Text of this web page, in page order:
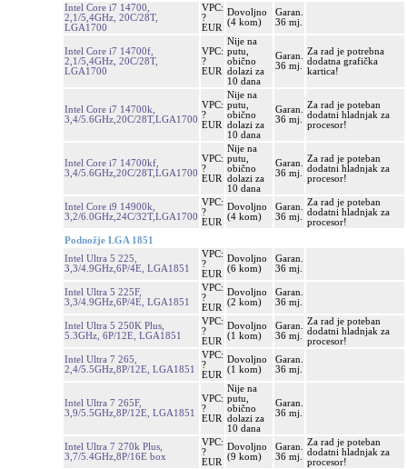
Intel Core i7 14700,
2,1/5,4GHz, 20C/28T,
LGA1700
VPC:
?
EUR
Dovoljno
(4 kom)
Garan.
36 mj.
Intel Core i7 14700f,
2,1/5,4GHz, 20C/28T,
LGA1700
VPC:
?
EUR
Nije na
putu,
obično
dolazi za
10 dana
Garan.
36 mj.
Za rad je potrebna
dodatna grafička
kartica!
Intel Core i7 14700k,
3,4/5.6GHz,20C/28T,LGA1700
VPC:
?
EUR
Nije na
putu,
obično
dolazi za
10 dana
Garan.
36 mj.
Za rad je poteban
dodatni hladnjak za
procesor!
Intel Core i7 14700kf,
3,4/5.6GHz,20C/28T,LGA1700
VPC:
?
EUR
Nije na
putu,
obično
dolazi za
10 dana
Garan.
36 mj.
Za rad je poteban
dodatni hladnjak za
procesor!
Intel Core i9 14900k,
3,2/6.0GHz,24C/32T,LGA1700
VPC:
?
EUR
Dovoljno
(4 kom)
Garan.
36 mj.
Za rad je poteban
dodatni hladnjak za
procesor!
Podnožje LGA 1851
Intel Ultra 5 225,
3,3/4.9GHz,6P/4E, LGA1851
VPC:
?
EUR
Dovoljno
(6 kom)
Garan.
36 mj.
Intel Ultra 5 225F,
3,3/4.9GHz,6P/4E, LGA1851
VPC:
?
EUR
Dovoljno
(2 kom)
Garan.
36 mj.
Intel Ultra 5 250K Plus,
5.3GHz, 6P/12E, LGA1851
VPC:
?
EUR
Dovoljno
(1 kom)
Garan.
36 mj.
Za rad je poteban
dodatni hladnjak za
procesor!
Intel Ultra 7 265,
2,4/5.5GHz,8P/12E, LGA1851
VPC:
?
EUR
Dovoljno
(1 kom)
Garan.
36 mj.
Intel Ultra 7 265F,
3,9/5.5GHz,8P/12E, LGA1851
VPC:
?
EUR
Nije na
putu,
obično
dolazi za
10 dana
Garan.
36 mj.
Intel Ultra 7 270k Plus,
3,7/5.4GHz,8P/16E box
VPC:
?
EUR
Dovoljno
(9 kom)
Garan.
36 mj.
Za rad je poteban
dodatni hladnjak za
procesor!